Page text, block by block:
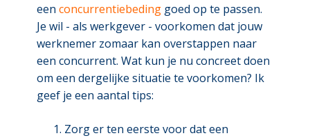
een concurrentiebedinggoed op te passen.
Je wil - als werkgever - voorkomen dat jouw
werknemer zomaar kan overstappen naar
een concurrent. Wat kun je nu concreet doen
om een dergelijke situatie te voorkomen? Ik
geef je een aantal tips:
Zorg er ten eerste voor dat een